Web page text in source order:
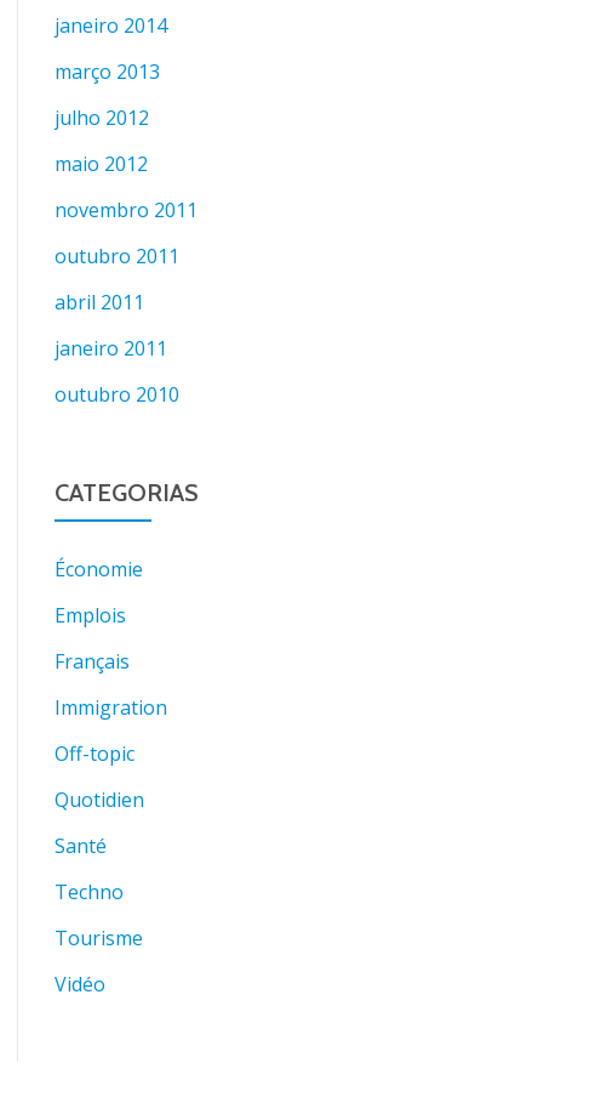
janeiro 2014
março 2013
julho 2012
maio 2012
novembro 2011
outubro 2011
abril 2011
janeiro 2011
outubro 2010
CATEGORIAS
Économie
Emplois
Français
Immigration
Off-topic
Quotidien
Santé
Techno
Tourisme
Vidéo